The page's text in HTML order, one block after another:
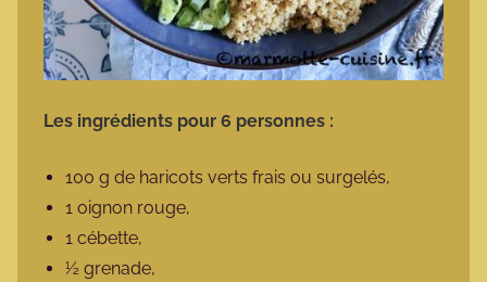
Les ingrédients pour 6 personnes :
100 g de haricots verts frais ou surgelés,
1 oignon rouge,
1 cébette,
½ grenade,